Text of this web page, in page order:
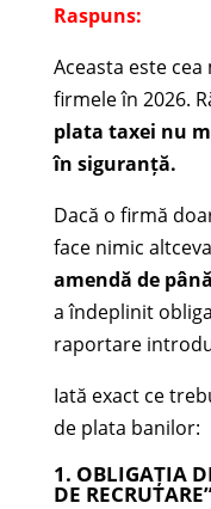
Raspuns:
Aceasta este
firmele în 2026.
plata taxei nu
în siguranță.
Dacă o firmă
face nimic
amendă de
a îndeplinit
raportare
Iată exact ce
de plata banilor:
1. OBLIGAȚIA
DE